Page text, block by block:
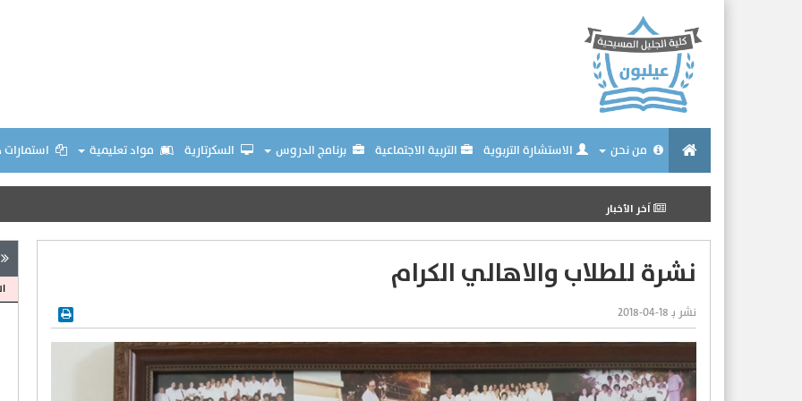
من نحن الاستشارة التربوية التربية الاجتماعية برنامج الدروس السكرتارية مواد تعليمية
اَخر الأخبار
نشرة للطلاب والاهالي الكرام
نشر بـ 18-04-2018